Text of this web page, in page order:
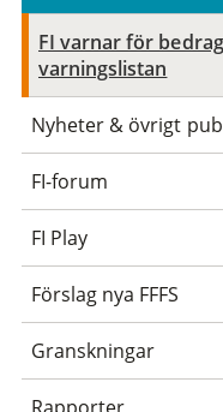
FI varnar för
varningslistan
Nyheter & övrigt
FI-forum
FI Play
Förslag nya FFFS
Granskningar
Rapporter